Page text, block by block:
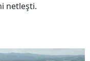
netleşti.